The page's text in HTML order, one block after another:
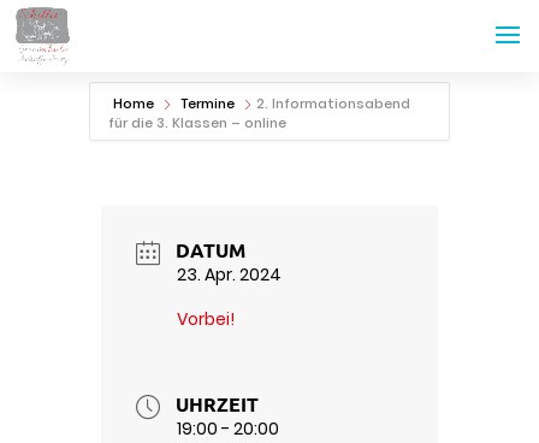
Home Termine
2. Informationsabend
für die 3. Klassen – online
DATUM
23. Apr. 2024
Vorbei!
UHRZEIT
19:00 - 20:00